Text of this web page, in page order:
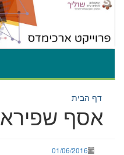
דף הבית
אסף שפירא
01/06/2016